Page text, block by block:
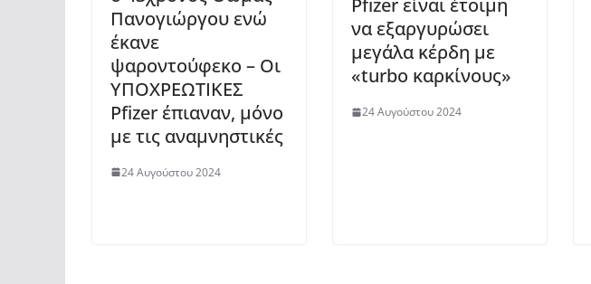
Πανογιώργου ενώ
έκανε
ψαροντούφεκο – Οι
ΥΠΟΧΡΕΩΤΙΚΕΣ
Pfizer έπιαναν, μόνο
με τις αναμνηστικές
24 Αυγούστου 2024
Pfizer είναι έτοιμη
να εξαργυρώσει
μεγάλα κέρδη με
«turbo καρκίνους»
24 Αυγούστου 2024